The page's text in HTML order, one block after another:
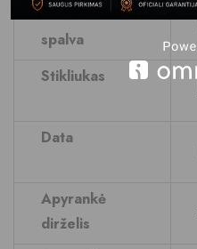
Ciferblato
spalva
Stikliukas
Data
Apyrankė
dirželis